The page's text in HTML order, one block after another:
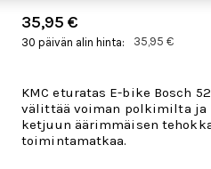
35,95 €
30 päivän alin hinta: 35,95 €
KMC eturatas E-bike Bosch
välittää voiman polkimilta ja
ketjuun äärimmäisen
toimintamatkaa.